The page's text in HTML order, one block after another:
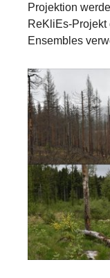
Projektion
ReKliEs-Projekt
Ensembles
Show larger